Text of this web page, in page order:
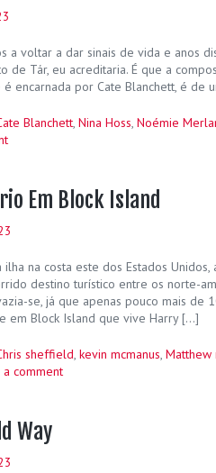
a voltar a dar sinais de vida e anos
de Tár, eu acreditaria. É que a
encarnada por Cate Blanchett, é de
Blanchett, Nina Hoss, Noémie
Em Block Island
na costa este dos Estados
destino turístico entre os norte-
se, já que apenas pouco mais de
em Block Island que vive Harry […]
sheffield, kevin mcmanus, Matthew
a comment
Way